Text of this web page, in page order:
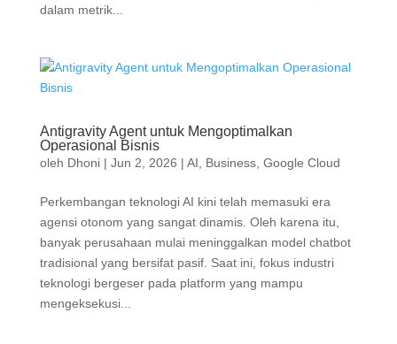
dalam metrik...
Antigravity Agent untuk Mengoptimalkan
Operasional Bisnis
oleh Dhoni| Jun 2, 2026 | AI Business, Google Cloud
Perkembangan teknologi AI kini telah memasuki era
agensi otonom yang sangat dinamis. Oleh karena itu,
banyak perusahaan mulai meninggalkan model chatbot
tradisional yang bersifat pasif. Saat ini, fokus industri
teknologi bergeser pada platform yang mampu
mengeksekusi...